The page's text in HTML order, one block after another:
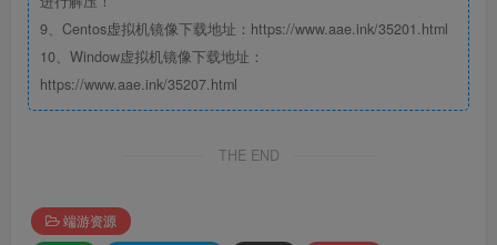
9、Centos虚拟机镜像下载地址：https://www.aae.ink/35201.html
10、Window虚拟机镜像下载地址：
https://www.aae.ink/35207.html
THE END
端游资源